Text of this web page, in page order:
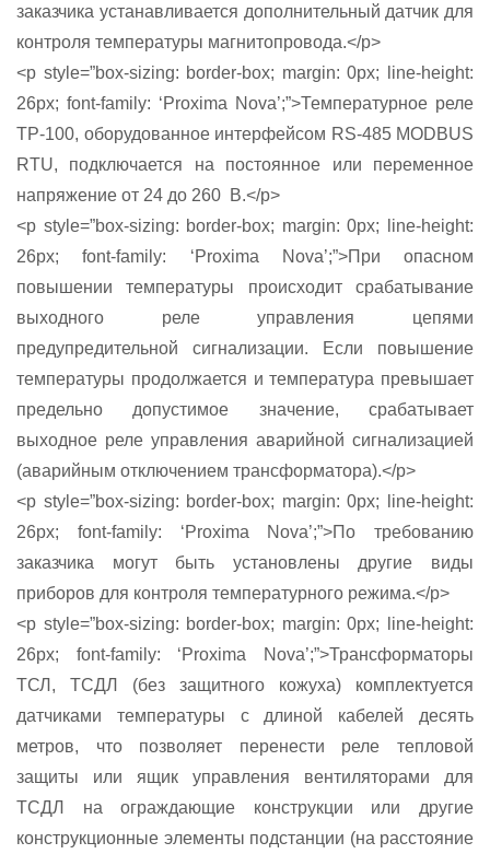
заказчика устанавливается дополнительный датчик для
контроля температуры магнитопровода.</p>
<p style=”box-sizing: border-box; margin: 0px; line-height:
26px; font-family: ‘Proxima Nova’;”>Температурное реле
ТР-100, оборудованное интерфейсом RS-485 MODBUS
RTU, подключается на постоянное или переменное
напряжение от 24 до 260 В.</p>
<p style=”box-sizing: border-box; margin: 0px; line-height:
26px; font-family: ‘Proxima Nova’;”>При опасном
повышении температуры происходит срабатывание
выходного реле управления цепями
предупредительной сигнализации. Если повышение
температуры продолжается и температура превышает
предельно допустимое значение, срабатывает
выходное реле управления аварийной сигнализацией
(аварийным отключением трансформатора).</p>
<p style=”box-sizing: border-box; margin: 0px; line-height:
26px; font-family: ‘Proxima Nova’;”>По требованию
заказчика могут быть установлены другие виды
приборов для контроля температурного режима.</p>
<p style=”box-sizing: border-box; margin: 0px; line-height:
26px; font-family: ‘Proxima Nova’;”>Трансформаторы
ТСЛ, ТСДЛ (без защитного кожуха) комплектуется
датчиками температуры с длиной кабелей десять
метров, что позволяет перенести реле тепловой
защиты или ящик управления вентиляторами для
ТСДЛ на ограждающие конструкции или другие
конструкционные элементы подстанции (на расстояние